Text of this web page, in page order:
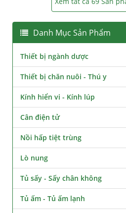
Danh Mục Sản Phẩm
Thiết bị ngành dược
Thiết bị chăn nuôi - Thú y
Kính hiển vi - Kính lúp
Cân điện tử
Nồi hấp tiệt trùng
Lò nung
Tủ sấy - Sấy chân không
Tủ ấm - Tủ ấm lạnh